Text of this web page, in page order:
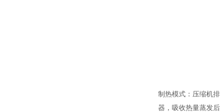
制热模式：压缩机
器，吸收热量蒸发